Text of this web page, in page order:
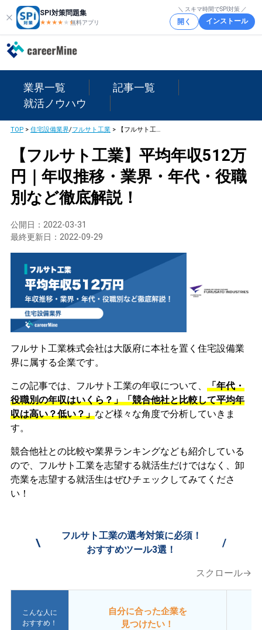
SPI対策問題集
★★★★ ★★
無料アプリ
＼ スキマ時間でSPI対策 ／
開く インストール
業界一覧
記事一覧
就活ノウハウ
TOP> 住宅設備業界/フルサト工業> 【フルサト工業】平均年収512万円｜年収推移・業界・年代・役職別など徹底解説！
【フルサト工業】平均年収512万
円｜年収推移・業界・年代・役職
別など徹底解説！
公開日： 2022-03-31
最終更新日： 2022-09-29
フルサト工業株式会社は大阪府に本社を置く住宅設備業
界に属する企業です。
この記事では、フルサト工業の年収について、 「年代・
役職別の年収はいくら？」「競合他社と比較して平均年
収は高い？低い？」など様々な角度で分析していきま
す。
競合他社との比較や業界ランキングなども紹介している
ので、フルサト工業を志望する就活生だけではなく、卸
売業を志望する就活生はぜひチェックしてみてくださ
い！
\
フルサト工業の選考対策に必須！
おすすめツール3選！
/
スクロール→
こんな人に
おすすめ！
自分に合った企業を
見つけたい！